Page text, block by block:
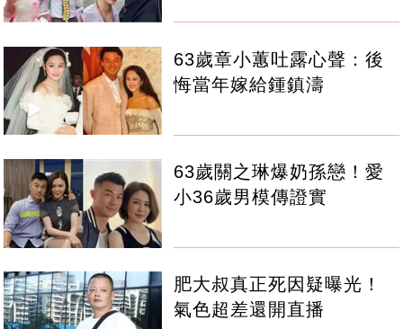
63歲章小蕙吐露心聲：後
悔當年嫁給鍾鎮濤
63歲關之琳爆奶孫戀！愛
小36歲男模傳證實
肥大叔真正死因疑曝光！
氣色超差還開直播